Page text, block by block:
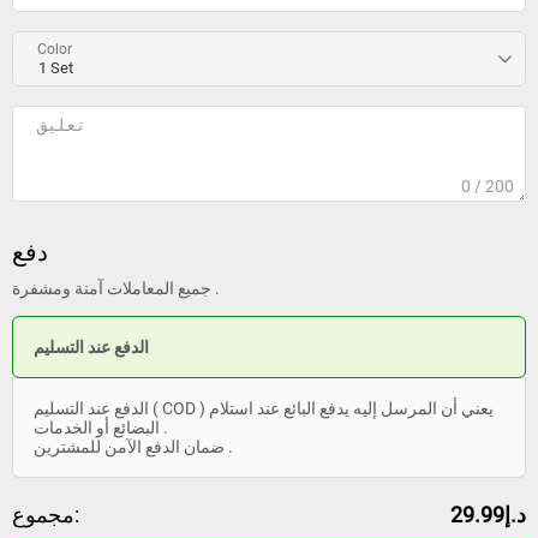
Color
0 / 200
دفع
جميع المعاملات آمنة ومشفرة .
الدفع عند التسليم
الدفع عند التسليم ( COD ) يعني أن المرسل إليه يدفع البائع عند استلام
البضائع أو الخدمات .
ضمان الدفع الآمن للمشترين .
مجموع: د.إ29.99